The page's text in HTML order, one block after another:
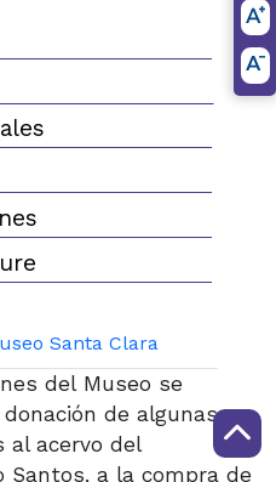
Santa Clara
del Museo se
de algunas
al acervo del
Santos, a la compra de